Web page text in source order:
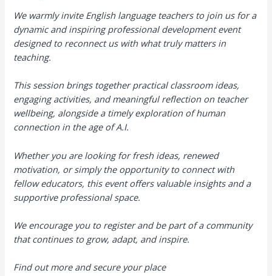
We warmly invite English language teachers to join us for a
dynamic and inspiring professional development event
designed to reconnect us with what truly matters in
teaching.
This session brings together practical classroom ideas,
engaging activities, and meaningful reflection on teacher
wellbeing, alongside a timely exploration of human
connection in the age of A.I.
Whether you are looking for fresh ideas, renewed
motivation, or simply the opportunity to connect with
fellow educators, this event offers valuable insights and a
supportive professional space.
We encourage you to register and be part of a community
that continues to grow, adapt, and inspire.
Find out more and secure your place